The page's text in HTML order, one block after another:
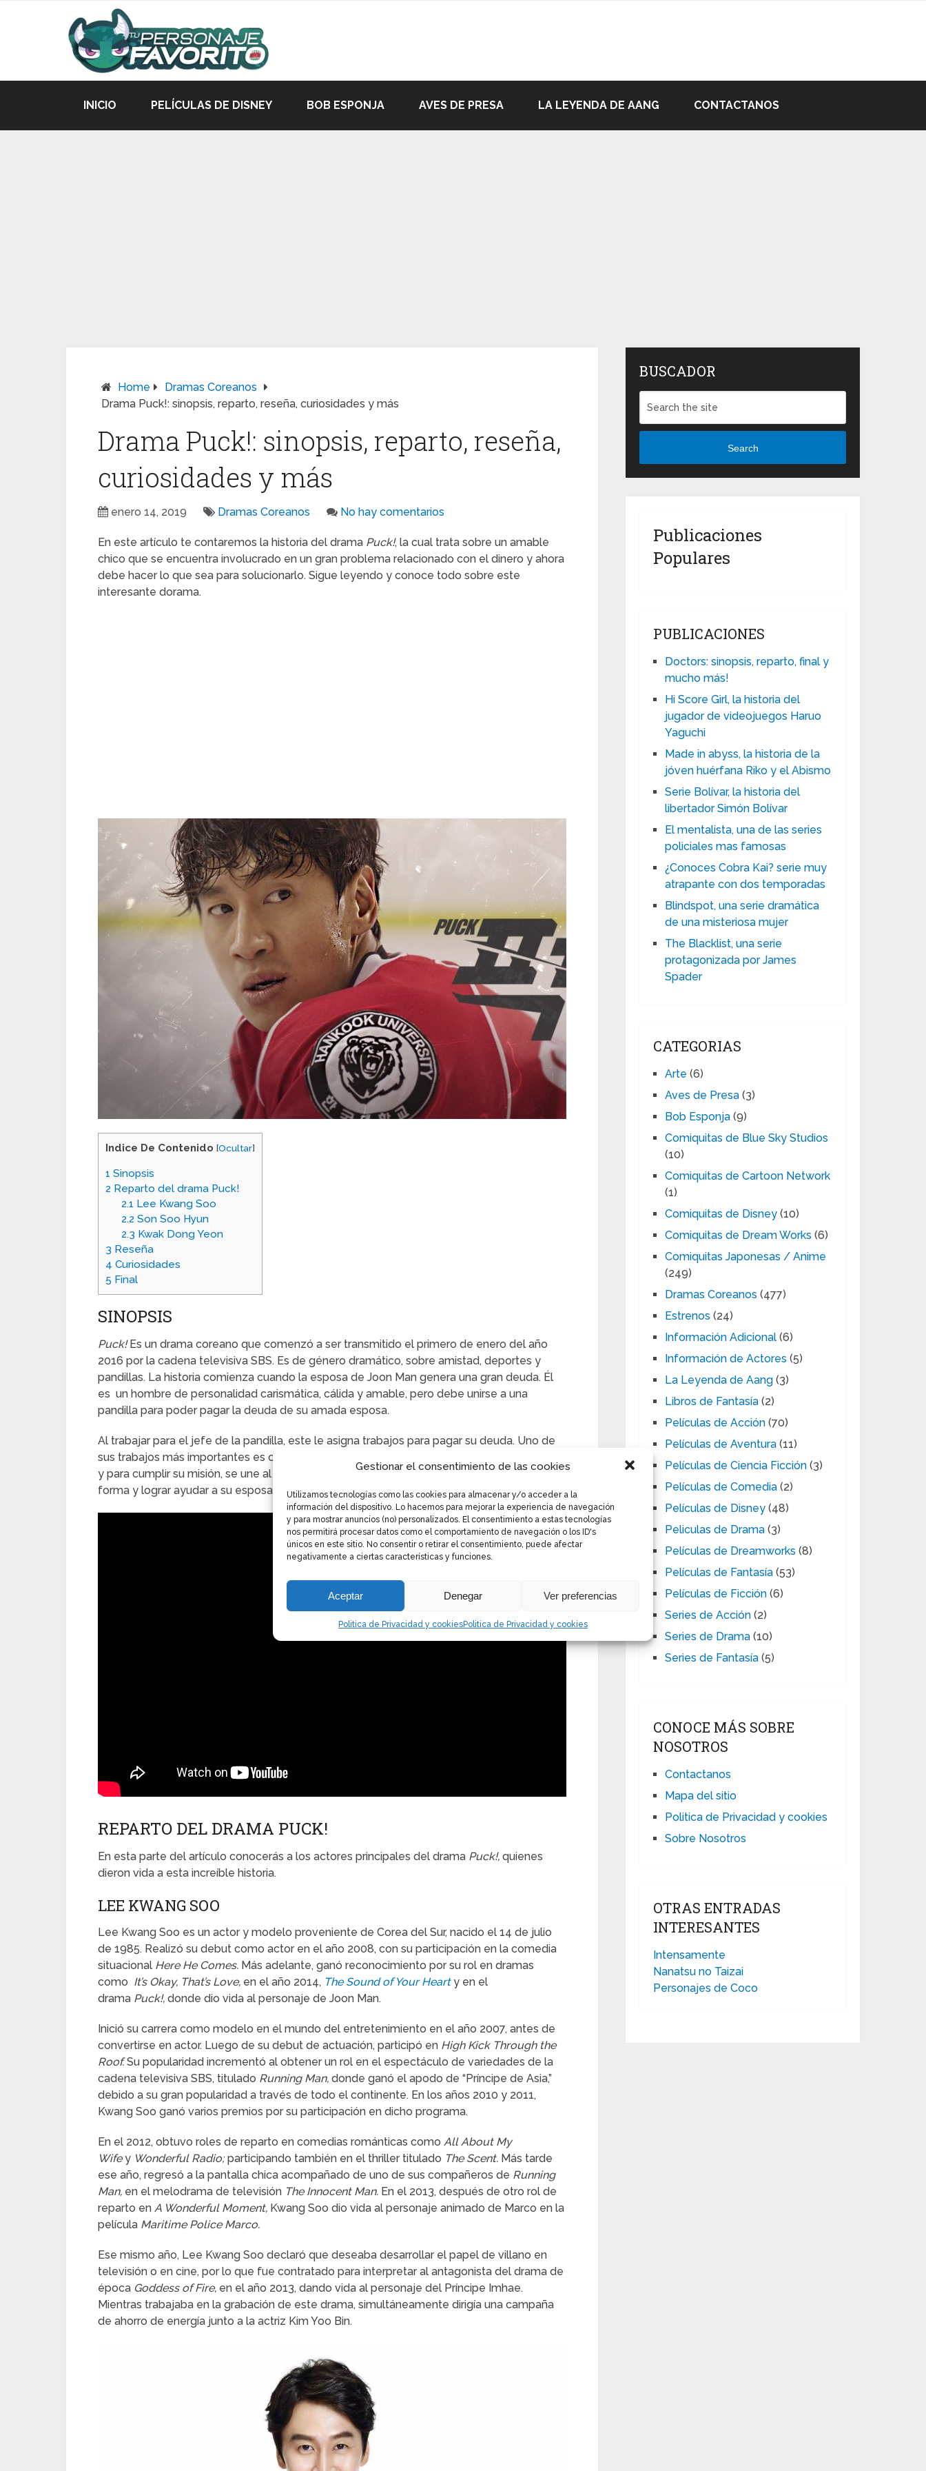
Gestionar el consentimiento de las cookies
Utilizamos tecnologías como las cookies para almacenar y/o acceder a la
información del dispositivo. Lo hacemos para mejorar la experiencia de navegación
y para mostrar anuncios (no) personalizados. El consentimiento a estas tecnologías
nos permitirá procesar datos como el comportamiento de navegación o los ID's
únicos en este sitio. No consentir o retirar el consentimiento, puede afectar
negativamente a ciertas características y funciones.
Aceptar Denegar Ver preferencias
Politica de Privacidad y cookiesPolitica de Privacidad y cookies
INICIO PELÍCULAS DE DISNEY BOB ESPONJA AVES DE PRESA LA LEYENDA DE AANG CONTACTANOS
Home
Dramas Coreanos
Drama Puck!: sinopsis, reparto, reseña, curiosidades y más
Drama Puck!: sinopsis, reparto, reseña,
curiosidades y más
enero 14, 2019 Dramas Coreanos No hay comentarios
En este artículo te contaremos la historia del drama Puck!, la cual trata sobre un amable
chico que se encuentra involucrado en un gran problema relacionado con el dinero y ahora
debe hacer lo que sea para solucionarlo. Sigue leyendo y conoce todo sobre este
interesante dorama.
Indice De Contenido [Ocultar]
1 Sinopsis
2 Reparto del drama Puck!
2.1 Lee Kwang Soo
2.2 Son Soo Hyun
2.3 Kwak Dong Yeon
3 Reseña
4 Curiosidades
5 Final
SINOPSIS
Puck!Es un drama coreano que comenzó a ser transmitido el primero de enero del año
2016 por la cadena televisiva SBS. Es de género dramático, sobre amistad, deportes y
pandillas. La historia comienza cuando la esposa de Joon Man genera una gran deuda. Él
es un hombre de personalidad carismática, cálida y amable, pero debe unirse a una
pandilla para poder pagar la deuda de su amada esposa.
Al trabajar para el jefe de la pandilla, este le asigna trabajos para pagar su deuda. Uno de
sus trabajos más importantes es obtener el pago de la deuda de un entrenador de hockey,
y para cumplir su misión, se une al equipo para poder realizar su trabajo de una mejor
forma y lograr ayudar a su esposa.
REPARTO DEL DRAMA PUCK!
En esta parte del artículo conocerás a los actores principales del drama Puck!, quienes
dieron vida a esta increíble historia.
LEE KWANG SOO
Lee Kwang Soo es un actor y modelo proveniente de Corea del Sur, nacido el 14 de julio
de 1985. Realizó su debut como actor en el año 2008, con su participación en la comedia
situacional Here He Comes. Más adelante, ganó reconocimiento por su rol en dramas
como It’s Okay, That’s Love, en el año 2014, The Sound of Your Hearty en el
drama Puck!, donde dio vida al personaje de Joon Man.
Inició su carrera como modelo en el mundo del entretenimiento en el año 2007, antes de
convertirse en actor. Luego de su debut de actuación, participó en High Kick Through the
Roof.Su popularidad incrementó al obtener un rol en el espectáculo de variedades de la
cadena televisiva SBS, titulado Running Man, donde ganó el apodo de “Príncipe de Asia,”
debido a su gran popularidad a través de todo el continente. En los años 2010 y 2011,
Kwang Soo ganó varios premios por su participación en dicho programa.
En el 2012, obtuvo roles de reparto en comedias románticas como All About My
Wifey Wonderful Radio;participando también en el thriller titulado The Scent. Más tarde
ese año, regresó a la pantalla chica acompañado de uno de sus compañeros de Running
Man, en el melodrama de televisión The Innocent Man. En el 2013, después de otro rol de
reparto en A Wonderful Moment, Kwang Soo dio vida al personaje animado de Marco en la
película Maritime Police Marco.
Ese mismo año, Lee Kwang Soo declaró que deseaba desarrollar el papel de villano en
televisión o en cine, por lo que fue contratado para interpretar al antagonista del drama de
época Goddess of Fire, en el año 2013, dando vida al personaje del Príncipe Imhae.
Mientras trabajaba en la grabación de este drama, simultáneamente dirigía una campaña
de ahorro de energía junto a la actriz Kim Yoo Bin.
BUSCADOR
Search
Publicaciones
Populares
PUBLICACIONES
Doctors: sinopsis, reparto, final y
mucho más!
Hi Score Girl, la historia del
jugador de videojuegos Haruo
Yaguchi
Made in abyss, la historia de la
jóven huérfana Riko y el Abismo
Serie Bolívar, la historia del
libertador Simón Bolívar
El mentalista, una de las series
policiales mas famosas
¿Conoces Cobra Kai? serie muy
atrapante con dos temporadas
Blindspot, una serie dramática
de una misteriosa mujer
The Blacklist, una serie
protagonizada por James
Spader
CATEGORIAS
Arte (6)
Aves de Presa (3)
Bob Esponja (9)
Comiquitas de Blue Sky Studios
(10)
Comiquitas de Cartoon Network
(1)
Comiquitas de Disney (10)
Comiquitas de Dream Works (6)
Comiquitas Japonesas / Anime
(249)
Dramas Coreanos (477)
Estrenos (24)
Información Adicional (6)
Información de Actores (5)
La Leyenda de Aang (3)
Libros de Fantasía (2)
Películas de Acción (70)
Películas de Aventura (11)
Películas de Ciencia Ficción (3)
Películas de Comedia (2)
Películas de Disney (48)
Peliculas de Drama (3)
Películas de Dreamworks (8)
Películas de Fantasía (53)
Películas de Ficción (6)
Series de Acción (2)
Series de Drama (10)
Series de Fantasía (5)
CONOCE MÁS SOBRE
NOSOTROS
Contactanos
Mapa del sitio
Politica de Privacidad y cookies
Sobre Nosotros
OTRAS ENTRADAS
INTERESANTES
Intensamente
Nanatsu no Taizai
Personajes de Coco